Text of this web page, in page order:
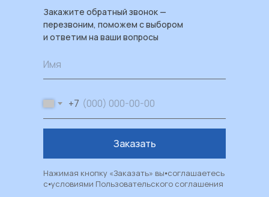
Имя
+7
Заказать
Нажимая кнопку «Заказать» вы⦁соглашаетесь
с⦁условиями Пользовательского соглашения
Закажите обратный звонок —
перезвоним, поможем с выбором
и ответим на ваши вопросы
Каталог
Пластиковые окна
Художественные окна
Балконы и лоджии
Металлические двери
Двери из ПВХ и алюминия
Сб: 09:00–17:00
Вс: выходной